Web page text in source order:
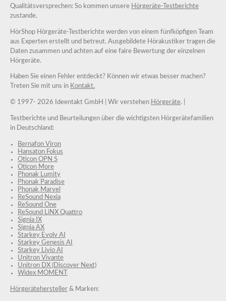
Qualitätsversprechen: So kommen unsere Hörgeräte-Testberichte
zustande.
HörShop Hörgeräte-Testberichte werden von einem fünfköpfigen Team
aus Experten erstellt und betreut. Ausgebildete Hörakustiker tragen die
Daten zusammen und achten auf eine faire Bewertung der einzelnen
Hörgeräte.
Haben Sie einen Fehler entdeckt? Können wir etwas besser machen?
Treten Sie mit uns in Kontakt.
© 1997- 2026 Ideentakt GmbH | Wir verstehen Hörgeräte. |
Testberichte und Beurteilungen über die wichtigsten Hörgerätefamilien
in Deutschland:
Bernafon Viron
Hansaton Fokus
Oticon OPN S
Oticon More
Phonak Lumity
Phonak Paradise
Phonak Marvel
ReSound Nexia
ReSound One
ReSound LiNX Quattro
Signia IX
Signia AX
Starkey Evolv AI
Starkey Genesis AI
Starkey Livio AI
Unitron Vivante
Unitron DX (Discover Next)
Widex MOMENT
Hörgerätehersteller & Marken: